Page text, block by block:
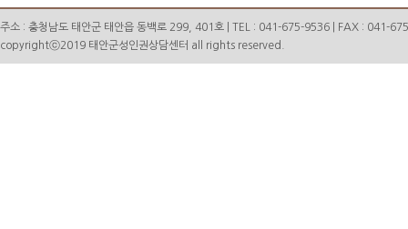
주소 : 충청남도 태안군 태안읍 동백로 299, 401호 | TEL : 041-675-9536 | FAX : 041-
copyrightⓒ2019 태안군성인권상담센터 all rights reserved.